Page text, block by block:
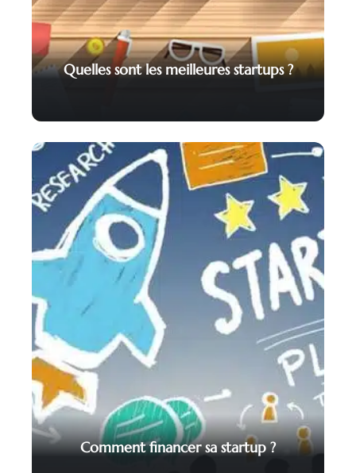
Quelles sont les meilleures startups ?
Comment financer sa startup ?